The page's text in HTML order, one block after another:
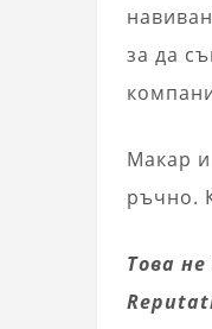
за да
Макар
ръчно.
Това